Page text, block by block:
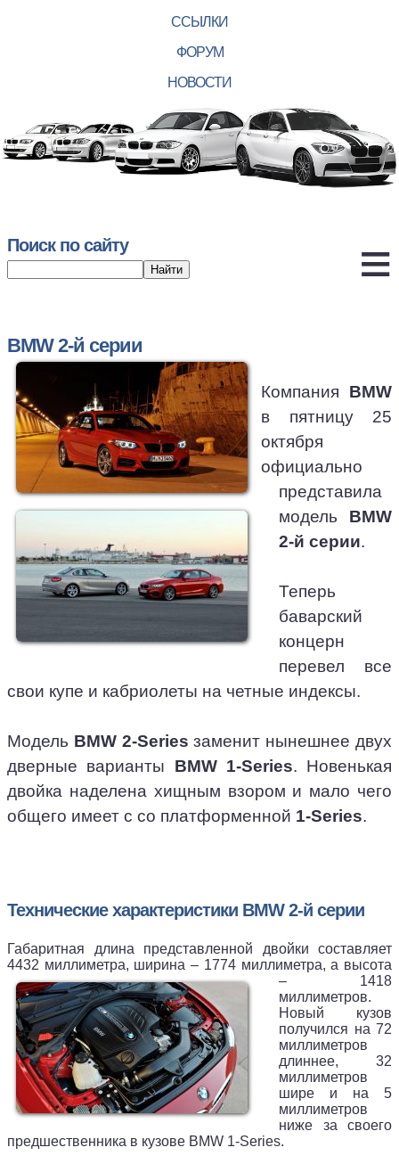
ССЫЛКИ
ФОРУМ
НОВОСТИ
Поиск по сайту
BMW 2-й серии
Компания BMW
в пятницу 25
октября
официально
представила
модель BMW
2-й серии.
Теперь
баварский
концерн
перевел все
свои купе и кабриолеты на четные индексы.
Модель BMW 2-Series заменит нынешнее двух
дверные варианты BMW 1-Series. Новенькая
двойка наделена хищным взором и мало чего
общего имеет с со платформенной 1-Series.
Технические характеристики BMW 2-й серии
Габаритная длина представленной двойки составляет
4432 миллиметра, ширина – 1774 миллиметра, а высота
– 1418
миллиметров.
Новый кузов
получился на 72
миллиметров
длиннее, 32
миллиметров
шире и на 5
миллиметров
ниже за своего
предшественника в кузове BMW 1-Series.